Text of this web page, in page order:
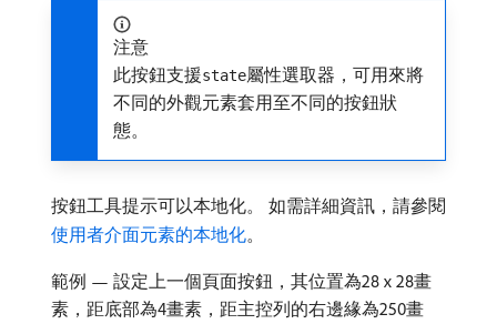
注意
此按鈕支援state屬性選取器，可用來將
不同的外觀元素套用至不同的按鈕狀
態。
按鈕工具提示可以本地化。 如需詳細資訊，請參閱
使用者介面元素的本地化。
範例 — 設定上一個頁面按鈕，其位置為28 x 28畫
素，距底部為4畫素，距主控列的右邊緣為250畫